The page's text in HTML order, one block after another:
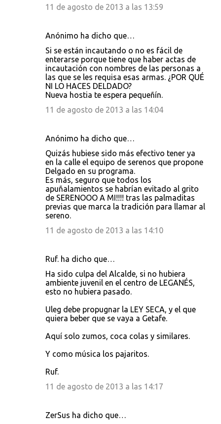
11 de agosto de 2013 a las 13:59
Anónimo ha dicho que…
Si se están incautando o no es fácil de
enterarse porque tiene que haber actas de
incautación con nombres de las personas a
las que se les requisa esas armas. ¿POR QUÉ
NI LO HACES DELDADO?
Nueva hostia te espera pequeñín.
11 de agosto de 2013 a las 14:04
Anónimo ha dicho que…
Quizás hubiese sido más efectivo tener ya
en la calle el equipo de serenos que propone
Delgado en su programa.
Es más, seguro que todos los
apuñalamientos se habrían evitado al grito
de SERENOOO A MI!!!! tras las palmaditas
previas que marca la tradición para llamar al
sereno.
11 de agosto de 2013 a las 14:10
Ruf. ha dicho que…
Ha sido culpa del Alcalde, si no hubiera
ambiente juvenil en el centro de LEGANÉS,
esto no hubiera pasado.
Uleg debe propugnar la LEY SECA, y el que
quiera beber que se vaya a Getafe.
Aquí solo zumos, coca colas y similares.
Y como música los pajaritos.
Ruf.
11 de agosto de 2013 a las 14:17
ZerSus ha dicho que…